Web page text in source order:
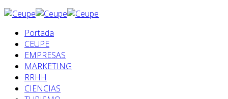
Portada
CEUPE
EMPRESAS
MARKETING
RRHH
CIENCIAS